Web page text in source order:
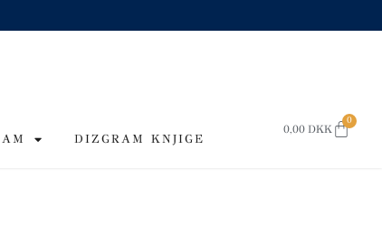
0,00 DKK
0
CART
DIZGRAM KNJIGE